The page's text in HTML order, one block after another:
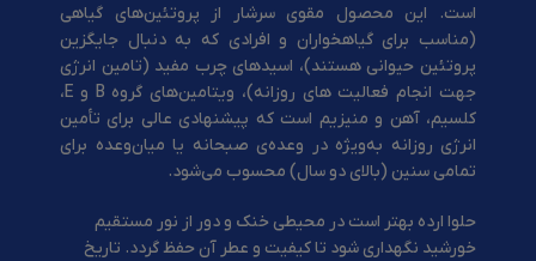
است. این محصول مقوی سرشار از پروتئین‌های گیاهی
(مناسب برای گیاهخواران و افرادی که به دنبال جایگزین
پروتئین حیوانی هستند)، اسیدهای چرب مفید (تامین انرژی
جهت انجام فعالیت های روزانه)، ویتامین‌های گروه B و E،
کلسیم، آهن و منیزیم است که پیشنهادی عالی برای تأمین
انرژی روزانه به‌ویژه در وعده‌ی صبحانه یا میان‌وعده برای
تمامی سنین (بالای دو سال) محسوب می‌شود.
حلوا ارده بهتر است در محیطی خنک و دور از نور مستقیم
خورشید نگهداری شود تا کیفیت و عطر آن حفظ گردد. تاریخ